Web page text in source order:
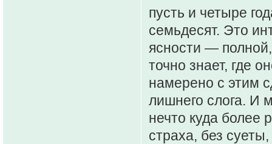
пусть и четыре
семьдесят. Это
ясности —
точно знает, где
намерено с этим
лишнего слога. И
нечто куда более
страха, без